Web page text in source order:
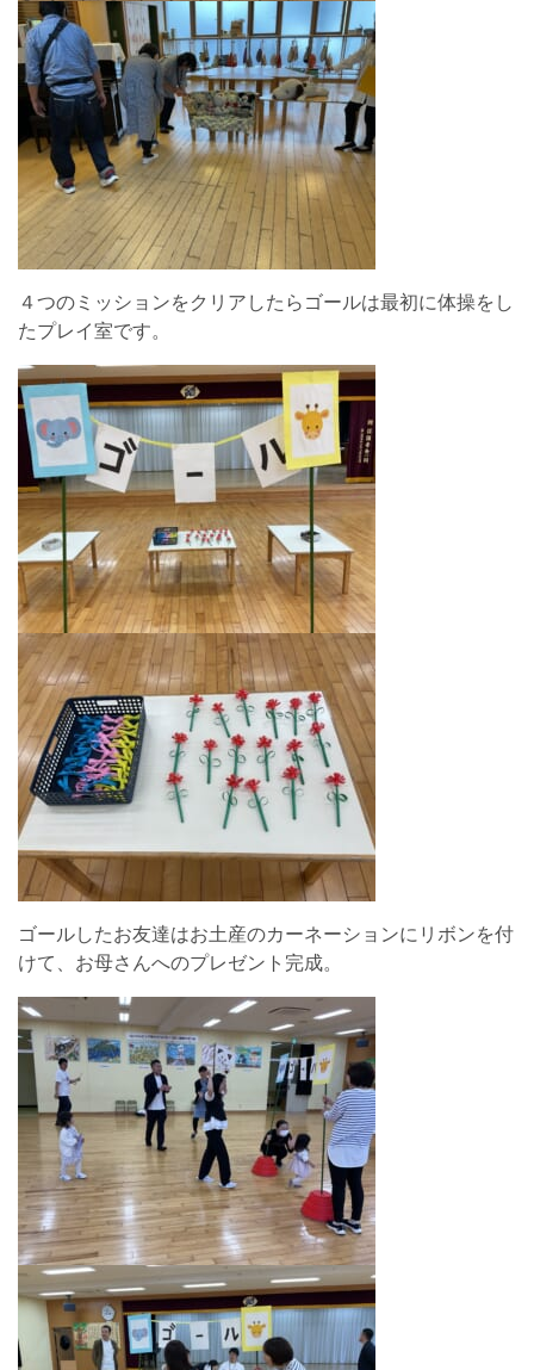
４つのミッションをクリアしたらゴールは最初に体操をし
たプレイ室です。
ゴールしたお友達はお土産のカーネーションにリボンを付
けて、お母さんへのプレゼント完成。